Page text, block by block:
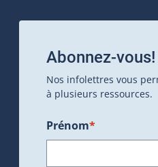
Abonnez-vous!
Nos infolettres vous
à plusieurs ressources.
Prénom*